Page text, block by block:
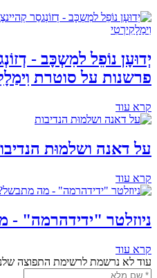
יְדוּעָן נוֹפֵל למִשְכָּב -
פרשנות על סוטרת
קרא עוד
על דאנה ושלמוּת
קרא עוד
ניוזלטר "ידידהרמה"
קרא עוד
עוד לא נרשמת לרשימת התפוצה